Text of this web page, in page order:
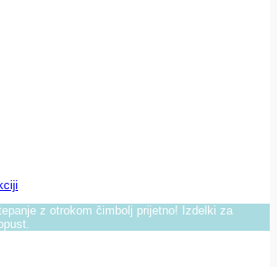
z otrokom čimbolj prijetno! Izdelki za